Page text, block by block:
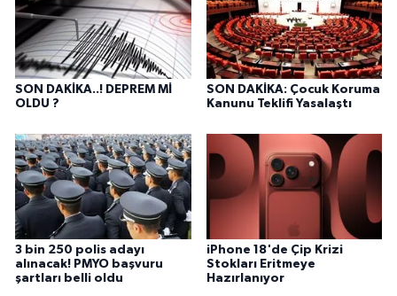
SON DAKİKA..! DEPREM Mİ
OLDU ?
SON DAKİKA: Çocuk Koruma
Kanunu Teklifi Yasalaştı
3 bin 250 polis adayı
alınacak! PMYO başvuru
şartları belli oldu
iPhone 18'de Çip Krizi
Stokları Eritmeye
Hazırlanıyor